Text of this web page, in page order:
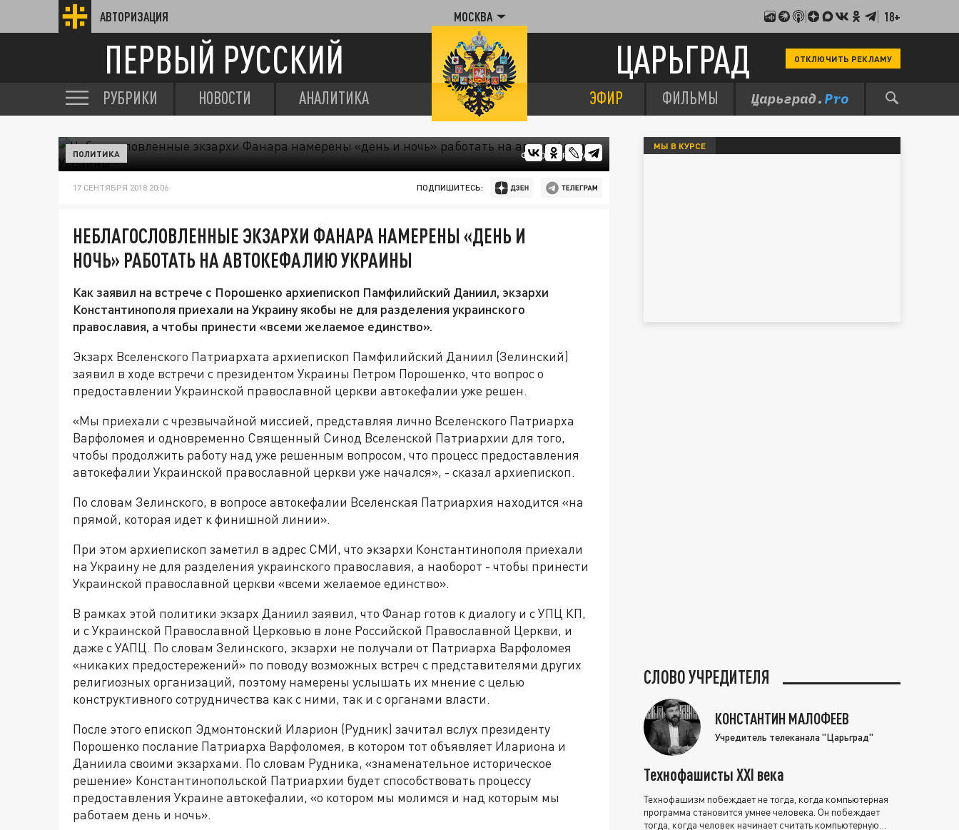
АВТОРИЗАЦИЯ МОСКВА 18+
ПЕРВЫЙ РУССКИЙ ЦАРЬГРАД ОТКЛЮЧИТЬ РЕКЛАМУ
РУБРИКИ НОВОСТИ АНАЛИТИКА ЭФИР ФИЛЬМЫ
ФОТО: ЦАРЬГРАД
ПОЛИТИКА
17 СЕНТЯБРЯ 2018 20:06 ПОДПИШИТЕСЬ:
НЕБЛАГОСЛОВЛЕННЫЕ ЭКЗАРХИ ФАНАРА НАМЕРЕНЫ «ДЕНЬ И
НОЧЬ» РАБОТАТЬ НА АВТОКЕФАЛИЮ УКРАИНЫ
Как заявил на встрече с Порошенко архиепископ Памфилийский Даниил, экзархи
Константинополя приехали на Украину якобы не для разделения украинского
православия, а чтобы принести «всеми желаемое единство».
Экзарх Вселенского Патриархата архиепископ Памфилийский Даниил (Зелинский)
заявил в ходе встречи с президентом Украины Петром Порошенко, что вопрос о
предоставлении Украинской православной церкви автокефалии уже решен.
«Мы приехали с чрезвычайной миссией, представляя лично Вселенского Патриарха
Варфоломея и одновременно Священный Синод Вселенской Патриархии для того,
чтобы продолжить работу над уже решенным вопросом, что процесс предоставления
автокефалии Украинской православной церкви уже начался», - сказал архиепископ.
По словам Зелинского, в вопросе автокефалии Вселенская Патриархия находится «на
прямой, которая идет к финишной линии».
При этом архиепископ заметил в адрес СМИ, что экзархи Константинополя приехали
на Украину не для разделения украинского православия, а наоборот - чтобы принести
Украинской православной церкви «всеми желаемое единство».
В рамках этой политики экзарх Даниил заявил, что Фанар готов к диалогу и с УПЦ КП,
и с Украинской Православной Церковью в лоне Российской Православной Церкви, и
даже с УАПЦ. По словам Зелинского, экзархи не получали от Патриарха Варфоломея
«никаких предостережений» по поводу возможных встреч с представителями других
религиозных организаций, поэтому намерены услышать их мнение с целью
конструктивного сотрудничества как с ними, так и с органами власти.
После этого епископ Эдмонтонский Иларион (Рудник) зачитал вслух президенту
Порошенко послание Патриарха Варфоломея, в котором тот объявляет Илариона и
Даниила своими экзархами. По словам Рудника, «знаменательное историческое
решение» Константинопольской Патриархии будет способствовать процессу
предоставления Украине автокефалии, «о котором мы молимся и над которым мы
работаем день и ночь».
МЫ В КУРСЕ
СЛОВО УЧРЕДИТЕЛЯ
КОНСТАНТИН МАЛОФЕЕВ
Учредитель телеканала "Царьград"
Технофашисты XXI века
Технофашизм побеждает не тогда, когда компьютерная
программа становится умнее человека. Он побеждает
тогда, когда человек начинает считать компьютерную